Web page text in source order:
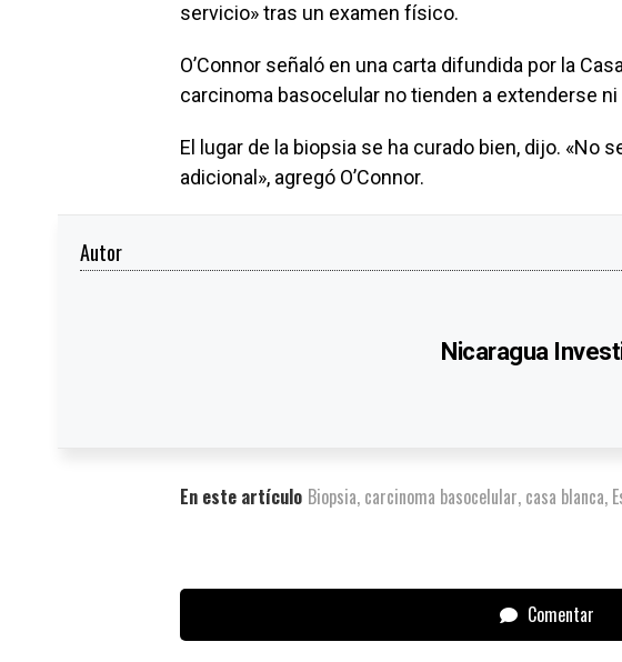
servicio» tras un examen físico.
O’Connor señaló en una carta difundida por la
carcinoma basocelular no tienden a extenderse
El lugar de la biopsia se ha curado bien, dijo. «No
adicional», agregó O’Connor.
Autor
Nicaragua
En este artículo Biopsia, carcinoma basocelular, casa blanca,
Comentar